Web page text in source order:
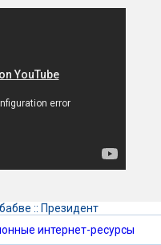
:: Президент
интернет-ресурсы